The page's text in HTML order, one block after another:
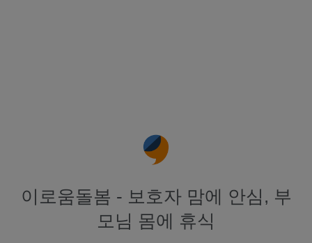
이로움돌봄 - 보호자 맘에 안심, 부
모님 몸에 휴식